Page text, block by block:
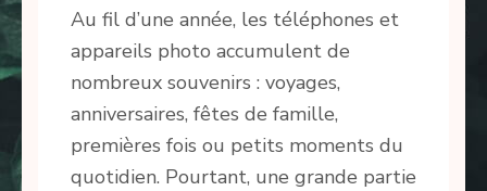
Au fil d’une année, les téléphones et
appareils photo accumulent de
nombreux souvenirs : voyages,
anniversaires, fêtes de famille,
premières fois ou petits moments du
quotidien. Pourtant, une grande partie